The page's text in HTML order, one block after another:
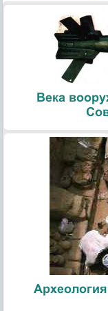
Века